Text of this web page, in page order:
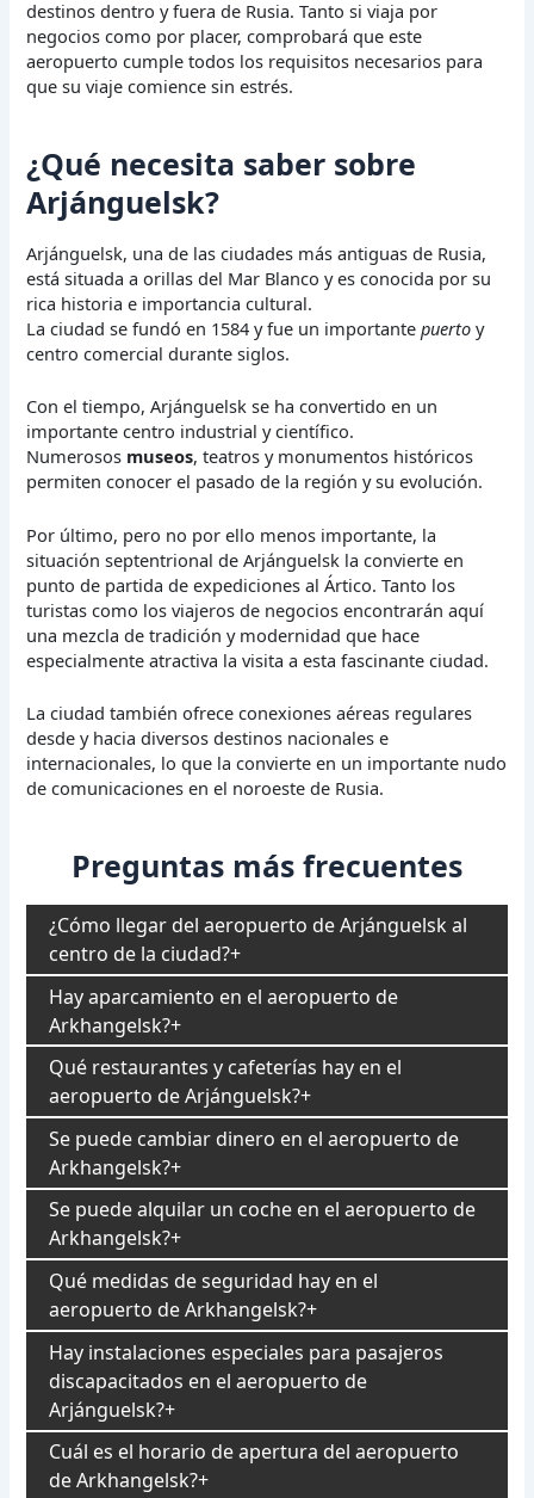
destinos dentro y fuera de Rusia. Tanto si viaja por
negocios como por placer, comprobará que este
aeropuerto cumple todos los requisitos necesarios para
que su viaje comience sin estrés.
¿Qué necesita saber sobre
Arjánguelsk?
Arjánguelsk, una de las ciudades más antiguas de Rusia,
está situada a orillas del Mar Blanco y es conocida por su
rica historia e importancia cultural.
La ciudad se fundó en 1584 y fue un importantepuerto y
centro comercial durante siglos.
Con el tiempo, Arjánguelsk se ha convertido en un
importante centro industrial y científico.
Numerosos museos, teatros y monumentos históricos
permiten conocer el pasado de la región y su evolución.
Por último, pero no por ello menos importante, la
situación septentrional de Arjánguelsk la convierte en
punto de partida de expediciones al Ártico. Tanto los
turistas como los viajeros de negocios encontrarán aquí
una mezcla de tradición y modernidad que hace
especialmente atractiva la visita a esta fascinante ciudad.
La ciudad también ofrece conexiones aéreas regulares
desde y hacia diversos destinos nacionales e
internacionales, lo que la convierte en un importante nudo
de comunicaciones en el noroeste de Rusia.
Preguntas más frecuentes
¿Cómo llegar del aeropuerto de Arjánguelsk al
centro de la ciudad?
Hay aparcamiento en el aeropuerto de
Arkhangelsk?
Qué restaurantes y cafeterías hay en el
aeropuerto de Arjánguelsk?
Se puede cambiar dinero en el aeropuerto de
Arkhangelsk?
Se puede alquilar un coche en el aeropuerto de
Arkhangelsk?
Qué medidas de seguridad hay en el
aeropuerto de Arkhangelsk?
Hay instalaciones especiales para pasajeros
discapacitados en el aeropuerto de
Arjánguelsk?
Cuál es el horario de apertura del aeropuerto
de Arkhangelsk?